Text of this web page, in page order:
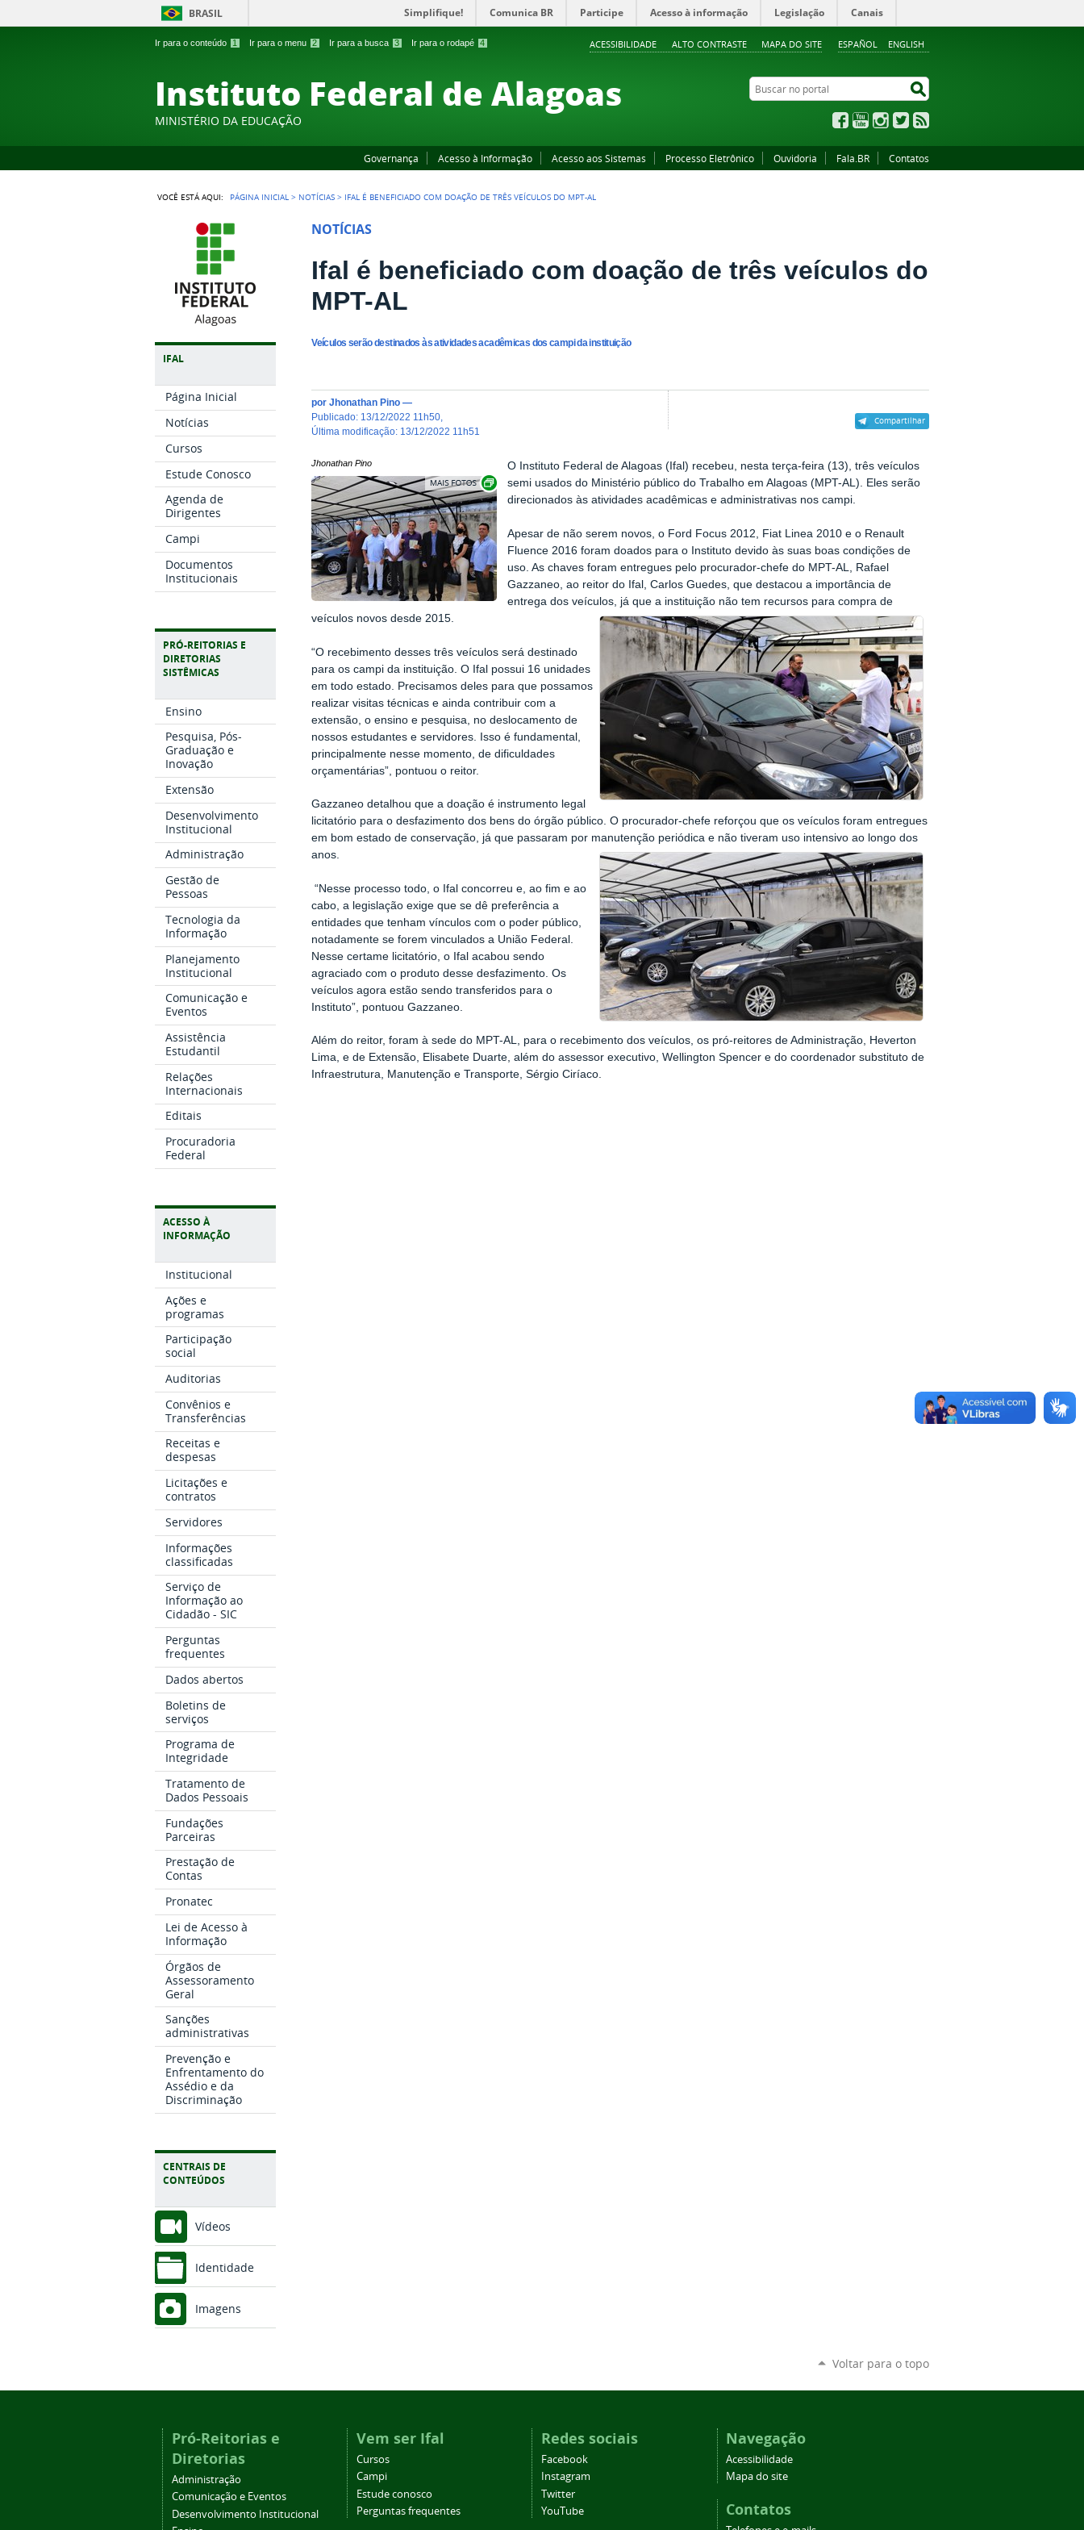
Ir para o conteúdo 1 Ir para o menu 2 Ir para a busca 3 Ir para o rodapé 4 ESPAÑOL ENGLISH
ACESSIBILIDADE ALTO CONTRASTE MAPA DO SITE
BRASIL Simplifique! Comunica BR Participe Acesso à informação Legislação Canais
Instituto Federal de Alagoas
MINISTÉRIO DA EDUCAÇÃO
Buscar no portal
FacebookYouTubeInstagram
Twitter
Governança Acesso à Informação Acesso aos Sistemas Processo Eletrônico Ouvidoria Fala.BR Contatos
VOCÊ ESTÁ AQUI: PÁGINA INICIAL > NOTÍCIAS > IFAL É BENEFICIADO COM DOAÇÃO DE TRÊS VEÍCULOS DO MPT-AL
IFAL
Página Inicial
Notícias
Cursos
Estude Conosco
Agenda de
Dirigentes
Campi
Documentos
Institucionais
PRÓ-REITORIAS E
DIRETORIAS
SISTÊMICAS
Ensino
Pesquisa, Pós-
Graduação e
Inovação
Extensão
Desenvolvimento
Institucional
Administração
Gestão de
Pessoas
Tecnologia da
Informação
Planejamento
Institucional
Comunicação e
Eventos
Assistência
Estudantil
Relações
Internacionais
Editais
Procuradoria
Federal
ACESSO À
INFORMAÇÃO
Institucional
Ações e
programas
Participação
social
Auditorias
Convênios e
Transferências
Receitas e
despesas
Licitações e
contratos
Servidores
Informações
classificadas
Serviço de
Informação ao
Cidadão - SIC
Perguntas
frequentes
Dados abertos
Boletins de
serviços
Programa de
Integridade
Tratamento de
Dados Pessoais
Fundações
Parceiras
Prestação de
Contas
Pronatec
Lei de Acesso à
Informação
Órgãos de
Assessoramento
Geral
Sanções
administrativas
Prevenção e
Enfrentamento do
Assédio e da
Discriminação
CENTRAIS DE
CONTEÚDOS
Vídeos
Identidade
Imagens
NOTÍCIAS
Ifal é beneficiado com doação de três veículos do
MPT-AL
Veículos serão destinados às atividades acadêmicas dos campi da instituição
Compartilhar
porJhonathan Pino —
publicado: 13/12/2022 11h50
última modificação: 13/12/2022 11h51
Exibir carrossel de imagens
Jhonathan Pino
O Instituto Federal de Alagoas (Ifal) recebeu, nesta terça-feira (13), três veículos
semi usados do Ministério público do Trabalho em Alagoas (MPT-AL). Eles serão
direcionados às atividades acadêmicas e administrativas nos campi.
Apesar de não serem novos, o Ford Focus 2012, Fiat Linea 2010 e o Renault
Fluence 2016 foram doados para o Instituto devido às suas boas condições de
uso. As chaves foram entregues pelo procurador-chefe do MPT-AL, Rafael
Gazzaneo, ao reitor do Ifal, Carlos Guedes, que destacou a importância de
entrega dos veículos, já que a instituição não tem recursos para compra de
veículos novos desde 2015.
“O recebimento desses três veículos será destinado
para os campi da instituição. O Ifal possui 16 unidades
em todo estado. Precisamos deles para que possamos
realizar visitas técnicas e ainda contribuir com a
extensão, o ensino e pesquisa, no deslocamento de
nossos estudantes e servidores. Isso é fundamental,
principalmente nesse momento, de dificuldades
orçamentárias”, pontuou o reitor.
Gazzaneo detalhou que a doação é instrumento legal
licitatório para o desfazimento dos bens do órgão público. O procurador-chefe reforçou que os veículos foram entregues
em bom estado de conservação, já que passaram por manutenção periódica e não tiveram uso intensivo ao longo dos
anos.
“Nesse processo todo, o Ifal concorreu e, ao fim e ao
cabo, a legislação exige que se dê preferência a
entidades que tenham vínculos com o poder público,
notadamente se forem vinculados a União Federal.
Nesse certame licitatório, o Ifal acabou sendo
agraciado com o produto desse desfazimento. Os
veículos agora estão sendo transferidos para o
Instituto”, pontuou Gazzaneo.
Além do reitor, foram à sede do MPT-AL, para o recebimento dos veículos, os pró-reitores de Administração, Heverton
Lima, e de Extensão, Elisabete Duarte, além do assessor executivo, Wellington Spencer e do coordenador substituto de
Infraestrutura, Manutenção e Transporte, Sérgio Ciríaco.
Voltar para o topo
Pró-Reitorias e
Diretorias
Administração
Comunicação e Eventos
Desenvolvimento Institucional
Vem ser Ifal
Cursos
Campi
Estude conosco
Perguntas frequentes
Redes sociais
Facebook
Instagram
Twitter
YouTube
Navegação
Acessibilidade
Mapa do site
Contatos